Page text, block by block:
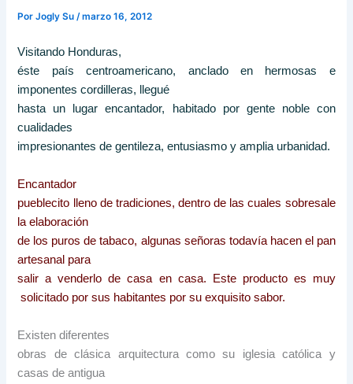
PorJogly Su/marzo 16, 2012
Visitando Honduras,
éste país centroamericano, ancladoen hermosas e
imponentes cordilleras, llegué
hasta un lugar encantador, habitado por gente noble con
cualidades
impresionantes de gentileza, entusiasmo y amplia urbanidad.
Encantador
pueblecito lleno de tradiciones, dentro de las cuales sobresale
la elaboración
de los puros de tabaco, algunas señoras todavía hacen el pan
artesanal para
salir a venderlo de casa en casa. Este producto es muy
solicitado por sus habitantes por suexquisito sabor.
Existen diferentes
obras de clásica arquitectura como su iglesia católica y
casas de antigua